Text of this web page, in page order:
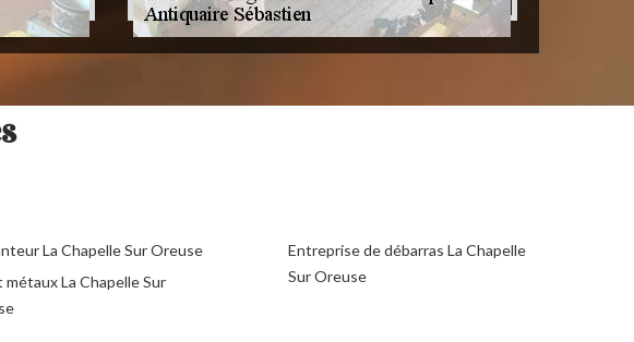
La Chapelle Sur Oreuse
métaux La Chapelle Sur
Entreprise de débarras La Chapelle
Sur Oreuse